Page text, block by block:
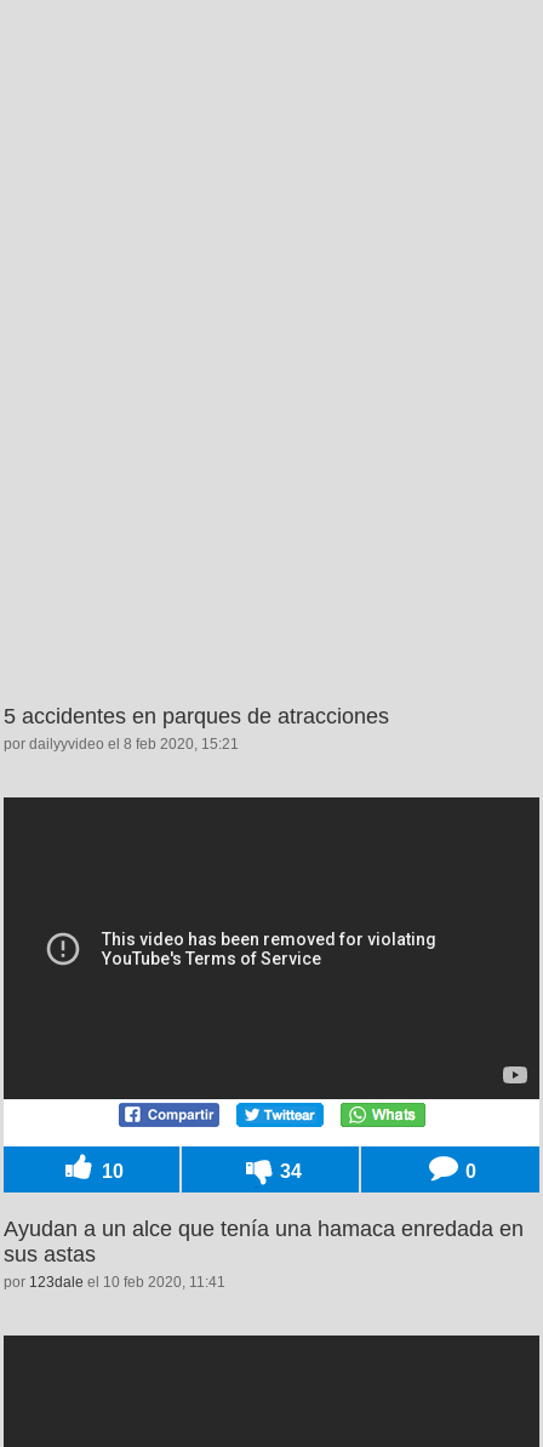
5 accidentes en parques de atracciones
por dailyyvideo el 8 feb 2020, 15:21
10 34 0
Ayudan a un alce que tenía una hamaca enredada en
sus astas
por 123dale el 10 feb 2020, 11:41